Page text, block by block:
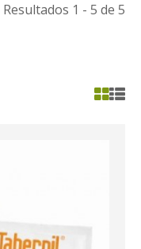
Resultados 1 - 5 de 5